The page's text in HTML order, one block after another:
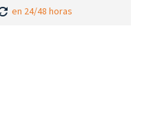
en 24/48 horas